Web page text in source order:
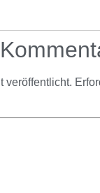
veröffentlicht.